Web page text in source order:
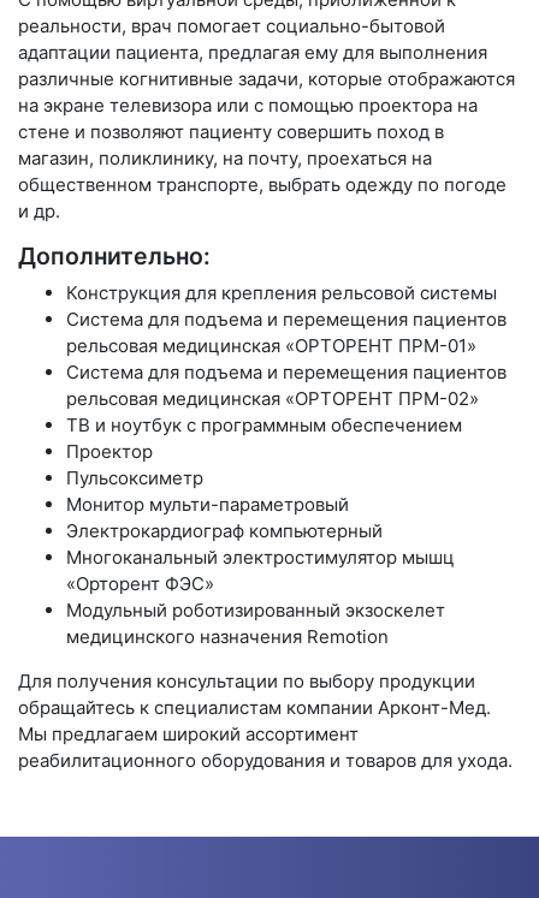
реальности, врач помогает социально-бытовой
адаптации пациента, предлагая ему для выполнения
различные когнитивные задачи, которые отображаются
на экране телевизора или с помощью проектора на
стене и позволяют пациенту совершить поход в
магазин, поликлинику, на почту, проехаться на
общественном транспорте, выбрать одежду по погоде
и др.
Дополнительно:
Конструкция для крепления рельсовой системы
Система для подъема и перемещения пациентов
рельсовая медицинская «ОРТОРЕНТ ПРМ-01»
Система для подъема и перемещения пациентов
рельсовая медицинская «ОРТОРЕНТ ПРМ-02»
ТВ и ноутбук с программным обеспечением
Проектор
Пульсоксиметр
Монитор мульти-параметровый
Электрокардиограф компьютерный
Многоканальный электростимулятор мышц
«Орторент ФЭС»
Модульный роботизированный экзоскелет
медицинского назначения Remotion
Для получения консультации по выбору продукции
обращайтесь к специалистам компании Арконт-Мед.
Мы предлагаем широкий ассортимент
реабилитационного оборудования и товаров для ухода.